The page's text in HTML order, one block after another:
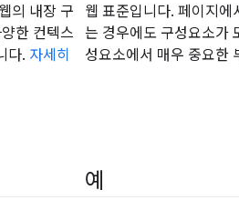
의 내장 구
한 컨텍스
다. 자세히
웹 표준입니다. 페이지
는 경우에도 구성요소가
성요소에서 매우 중요한
예